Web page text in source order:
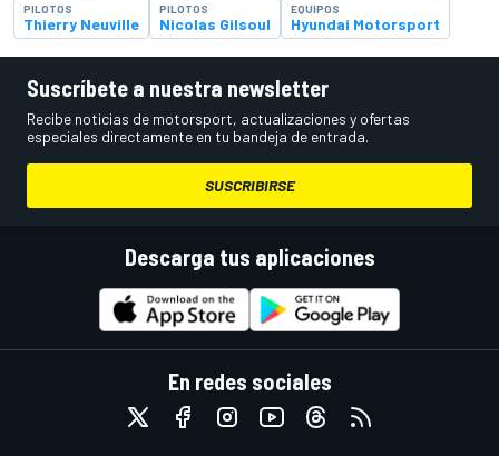
PILOTOS
Thierry Neuville
PILOTOS
Nicolas Gilsoul
EQUIPOS
Hyundai Motorsport
Suscríbete a nuestra newsletter
Recibe noticias de motorsport, actualizaciones y ofertas
especiales directamente en tu bandeja de entrada.
SUSCRIBIRSE
Descarga tus aplicaciones
En redes sociales